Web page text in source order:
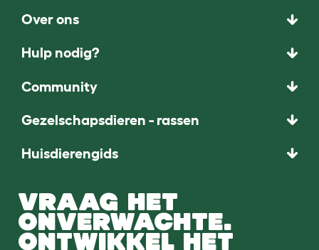
Over ons
Hulp nodig?
Community
Gezelschapsdieren - rassen
Huisdierengids
VRAAG HET
ONVERWACHTE.
ONTWIKKEL HET